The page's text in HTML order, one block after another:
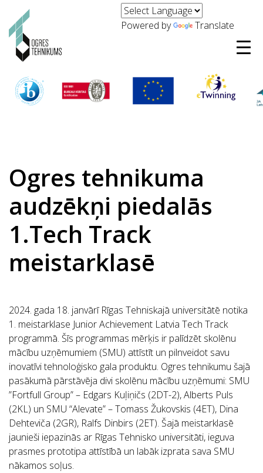
Powered by Translate
Ogres tehnikuma
audzēkņi piedalās
1.Tech Track
meistarklasē
2024. gada 18. janvārī Rīgas Tehniskajā universitātē notika
1. meistarklase Junior Achievement Latvia Tech Track
programmā. Šīs programmas mērķis ir palīdzēt skolēnu
mācību uzņēmumiem (SMU) attīstīt un pilnveidot savu
inovatīvi tehnoloģisko gala produktu. Ogres tehnikumu šajā
pasākumā pārstāvēja divi skolēnu mācību uzņēmumi: SMU
”Fortfull Group” – Edgars Kuļiņičs (2DT-2), Alberts Puls
(2KL) un SMU “Alevate” – Tomass Žukovskis (4ET), Dina
Dehteviča (2GR), Ralfs Dinbirs (2ET). Šajā meistarklasē
jaunieši iepazinās ar Rīgas Tehnisko universitāti, ieguva
prasmes prototipa attīstībā un labāk izprata sava SMU
nākamos soļus.